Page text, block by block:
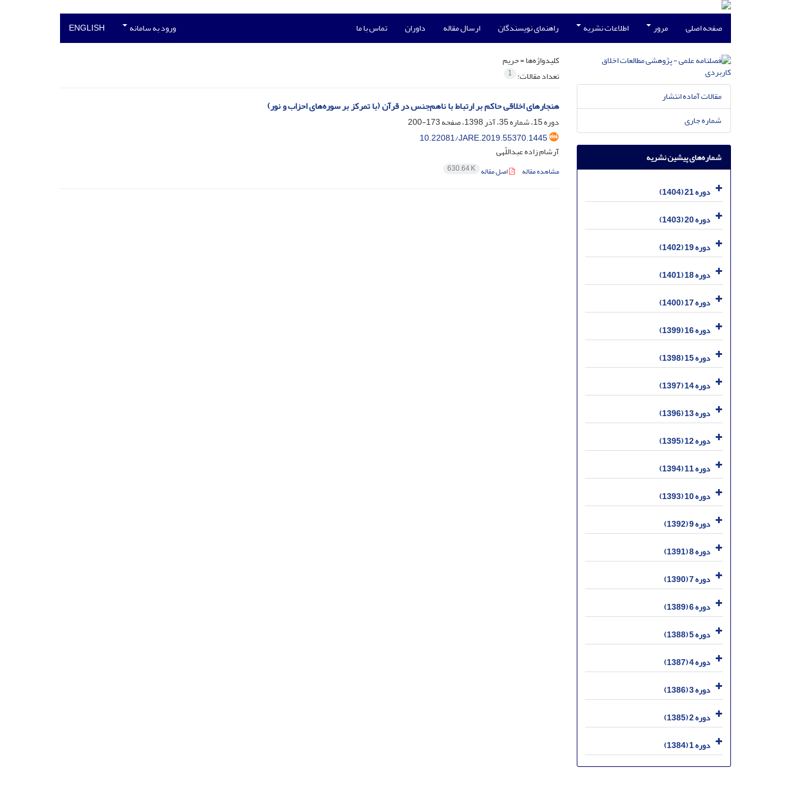
صفحه اصلی مرور اطلاعات نشریه راهنمای نویسندگان ارسال مقاله داوران تماس با ما ورود به سامانه ENGLISH
کلیدواژه‌ها =حریم
تعداد مقالات: 1
هنجارهای اخلاقی حاکم بر ارتباط با ناهم‌‌جنس در قرآن (با تمرکز بر سوره‌‌های احزاب و نور)
دوره 15، شماره 35، آذر 1398، صفحه
173-200
10.22081/JARE.2019.55370.1445
آرشام زاده عبداللّهی
مشاهده مقاله اصل مقاله 630.64 K
مقالات آماده انتشار
شماره جاری
شماره‌های پیشین نشریه
دوره 21 (1404)
دوره 20 (1403)
دوره 19 (1402)
دوره 18 (1401)
دوره 17 (1400)
دوره 16 (1399)
دوره 15 (1398)
دوره 14 (1397)
دوره 13 (1396)
دوره 12 (1395)
دوره 11 (1394)
دوره 10 (1393)
دوره 9 (1392)
دوره 8 (1391)
دوره 7 (1390)
دوره 6 (1389)
دوره 5 (1388)
دوره 4 (1387)
دوره 3 (1386)
دوره 2 (1385)
دوره 1 (1384)